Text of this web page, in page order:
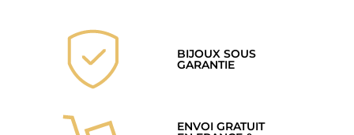
BIJOUX SOUS
GARANTIE
ENVOI GRATUIT